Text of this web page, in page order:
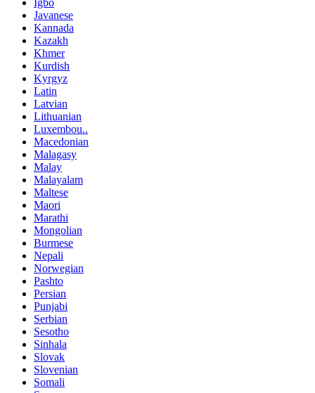
Igbo
Javanese
Kannada
Kazakh
Khmer
Kurdish
Kyrgyz
Latin
Latvian
Lithuanian
Luxembou..
Macedonian
Malagasy
Malay
Malayalam
Maltese
Maori
Marathi
Mongolian
Burmese
Nepali
Norwegian
Pashto
Persian
Punjabi
Serbian
Sesotho
Sinhala
Slovak
Slovenian
Somali